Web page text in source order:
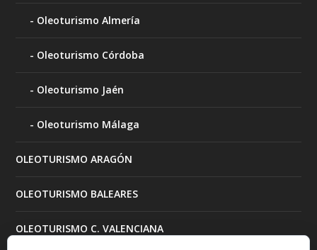
Oleoturismo Almería
Oleoturismo Córdoba
Oleoturismo Jaén
Oleoturismo Málaga
OLEOTURISMO ARAGÓN
OLEOTURISMO BALEARES
OLEOTURISMO C. VALENCIANA